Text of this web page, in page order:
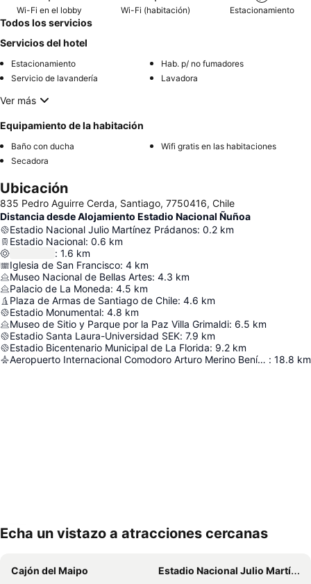
Wi-Fi en el lobby Wi-Fi (habitación) Estacionamiento
Todos los servicios
Servicios del hotel
Estacionamiento
Hab. p/ no fumadores
Servicio de lavandería
Lavadora
Ver más
Equipamiento de la habitación
Baño con ducha
Wifi gratis en las habitaciones
Secadora
Ubicación
835 Pedro Aguirre Cerda, Santiago, 7750416, Chile
Distancia desde Alojamiento Estadio Nacional Ñuñoa
Estadio Nacional Julio Martínez Prádanos: 0.2 km
Estadio Nacional: 0.6 km
: 1.6 km
Iglesia de San Francisco: 4 km
Museo Nacional de Bellas Artes: 4.3 km
Palacio de La Moneda: 4.5 km
Plaza de Armas de Santiago de Chile: 4.6 km
Estadio Monumental: 4.8 km
Museo de Sitio y Parque por la Paz Villa Grimaldi: 6.5 km
Estadio Santa Laura-Universidad SEK: 7.9 km
Estadio Bicentenario Municipal de La Florida: 9.2 km
Aeropuerto Internacional Comodoro Arturo Merino Benítez : 18.8 km
Echa un vistazo a atracciones cercanas
Cajón del Maipo
Estadio Nacional Julio Martínez Prádanos